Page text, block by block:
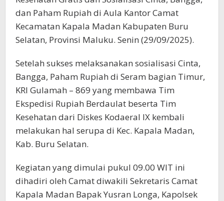
dan Paham Rupiah di Aula Kantor Camat
Kecamatan Kapala Madan Kabupaten Buru
Selatan, Provinsi Maluku. Senin (29/09/2025).
Setelah sukses melaksanakan sosialisasi Cinta,
Bangga, Paham Rupiah di Seram bagian Timur,
KRI Gulamah – 869 yang membawa Tim
Ekspedisi Rupiah Berdaulat beserta Tim
Kesehatan dari Diskes Kodaeral IX kembali
melakukan hal serupa di Kec. Kapala Madan,
Kab. Buru Selatan.
Kegiatan yang dimulai pukul 09.00 WIT ini
dihadiri oleh Camat diwakili Sekretaris Camat
Kapala Madan Bapak Yusran Longa, Kapolsek